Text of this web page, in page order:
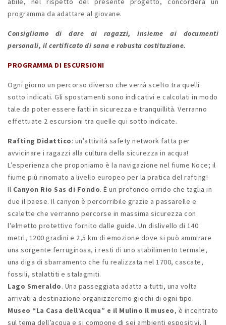
programma da adattare al giovane.
Consigliamo di dare ai ragazzi, insieme ai documenti
personali, il certificato di sana e robusta costituzione.
PROGRAMMA DI ESCURSIONI
Ogni giorno un percorso diverso che verrà scelto tra quelli
sotto indicati. Gli spostamenti sono indicativi e calcolati in modo
tale da poter essere fatti in sicurezza e tranquillità. Verranno
effettuate 2 escursioni tra quelle qui sotto indicate.
Rafting Didattico: un’attività safety network fatta per
avvicinare i ragazzi alla cultura della sicurezza in acqua!
L’esperienza che proponiamo è la navigazione nel fiume Noce; il
fiume più rinomato a livello europeo per la pratica del rafting!
Il Canyon Rio Sas di Fondo. È un profondo orrido che taglia in
due il paese. Il canyon è percorribile grazie a passarelle e
scalette che verranno percorse in massima sicurezza con
l’elmetto protettivo fornito dalle guide. Un dislivello di 140
metri, 1200 gradini e 2,5 km di emozione dove si può ammirare
una sorgente ferruginosa, i resti di uno stabilimento termale,
una diga di sbarramento che fu realizzata nel 1700, cascate,
fossili, stalattiti e stalagmiti.
Lago Smeraldo. Una passeggiata adatta a tutti, una volta
arrivati a destinazione organizzeremo giochi di ogni tipo.
Museo “La Casa dell’Acqua” e il Mulino Il museo, è incentrato
sul tema dell’acqua e si compone di sei ambienti espositivi. Il